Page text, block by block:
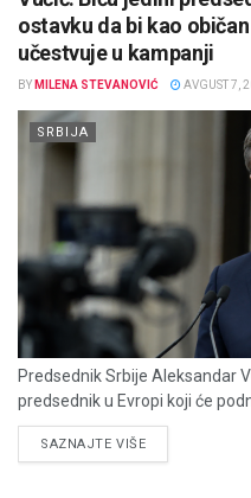
ostavku da bi kao
učestvuje u kampanji
BY MILENA STEVANOVIĆ AVGUST 7,
SRBIJA
Predsednik Srbije Aleksandar
predsednik u Evropi koji će
SAZNAJTE VIŠEDETAILS